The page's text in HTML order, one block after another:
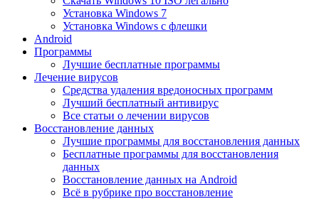
Установка Windows 7
Установка Windows с флешки
Android
Программы
Лучшие бесплатные программы
Лечение вирусов
Средства удаления вредоносных программ
Лучший бесплатный антивирус
Все статьи о лечении вирусов
Восстановление данных
Лучшие программы для восстановления данных
Бесплатные программы для восстановления
данных
Восстановление данных на Android
Всё в рубрике про восстановление